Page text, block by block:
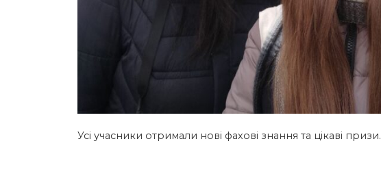
Усі учасники отримали нові фахові знання та цікаві призи.